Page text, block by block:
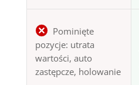
Pominięte
pozycje: utrata
wartości, auto
zastępcze, holowanie